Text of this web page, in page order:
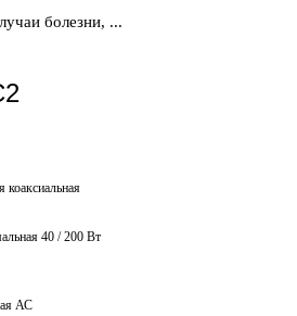
болезни, ...
коаксиальная
40 / 200 Вт
АС